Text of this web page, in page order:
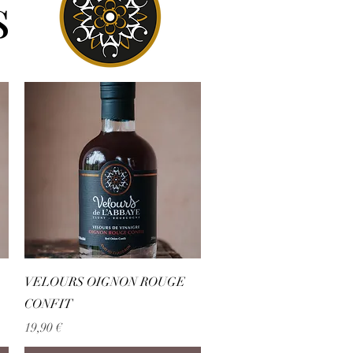
Aperçu rapide
VELOURS OIGNON ROUGE
CONFIT
Prix
19,90 €